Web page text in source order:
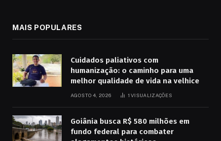
MAIS POPULARES
Cuidados paliativos com
humanização: o caminho para uma
melhor qualidade de vida na velhice
AGOSTO 4, 2026 1VISUALIZAÇÕES
Goiânia busca R$ 580 milhões em
fundo federal para combater